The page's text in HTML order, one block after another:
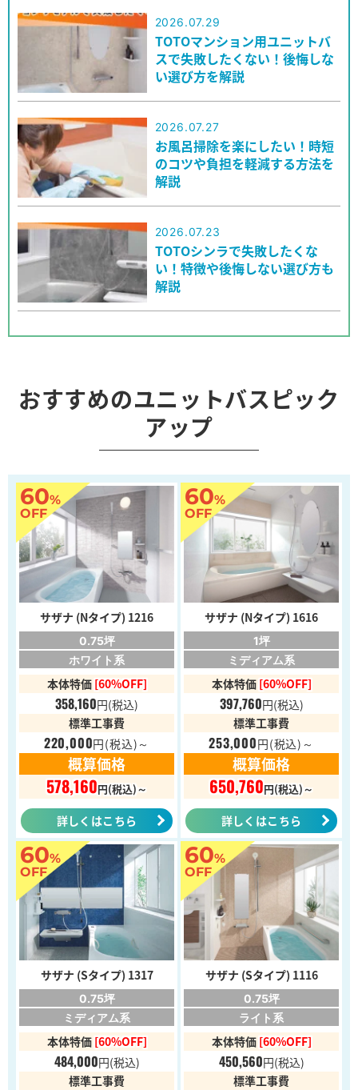
2026.07.29
TOTOマンション用ユニットバ
スで失敗したくない！後悔しな
い選び方を解説
2026.07.27
お風呂掃除を楽にしたい！時短
のコツや負担を軽減する方法を
解説
2026.07.23
TOTOシンラで失敗したくな
い！特徴や後悔しない選び方も
解説
おすすめのユニットバスピック
アップ
60%
OFF
サザナ (Nタイプ) 1216
0.75坪
ホワイト系
本体特価 [60%OFF]
358,160円(税込)
標準工事費
220,000円(税込)～
概算価格
578,160円(税込)～
詳しくはこちら
60%
OFF
サザナ (Nタイプ) 1616
1坪
ミディアム系
本体特価 [60%OFF]
397,760円(税込)
標準工事費
253,000円(税込)～
概算価格
650,760円(税込)～
詳しくはこちら
60%
OFF
サザナ (Sタイプ) 1317
0.75坪
ミディアム系
本体特価 [60%OFF]
484,000円(税込)
標準工事費
60%
OFF
サザナ (Sタイプ) 1116
0.75坪
ライト系
本体特価 [60%OFF]
450,560円(税込)
標準工事費